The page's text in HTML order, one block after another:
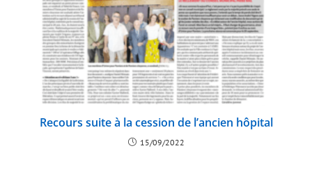
Recours suite à la cession de l’ancien hôpital
15/09/2022